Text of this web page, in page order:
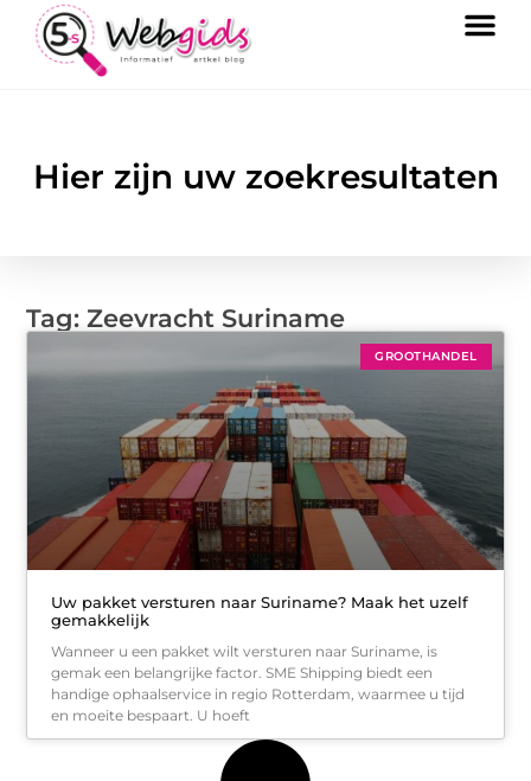
Hier zijn uw zoekresultaten
Tag: Zeevracht Suriname
GROOTHANDEL
Uw pakket versturen naar Suriname? Maak het uzelf
gemakkelijk
Wanneer u een pakket wilt versturen naar Suriname, is
gemak een belangrijke factor. SME Shipping biedt een
handige ophaalservice in regio Rotterdam, waarmee u tijd
en moeite bespaart. U hoeft